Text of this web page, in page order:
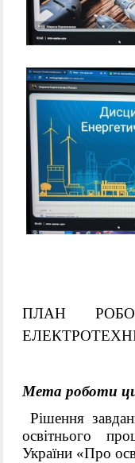
ПЛАН
Мета роботи
Рішення
освітнього
України «Про